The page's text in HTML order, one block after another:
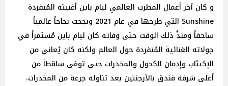
و كان آخر أعمال المطرب العالمي ليام باين أغنيته المُنفردة
Sunshine التي طرحها في عام 2021 ونجحت نجاحاً عالمياً
ساحقاً ومنذُ ذلك الوقت حتى وفاته كان ليام باين مُستمراً في
جولاته الغنائية المُنفردة حول العالم ولكنه كان يُعاني من
الإكتئاب وإدمان الكحول والمخدرات حتى توفى ساقطاً من
أعلى شرفة فندق بالأرجنتين بعد تناوله جرعة من المخدرات.